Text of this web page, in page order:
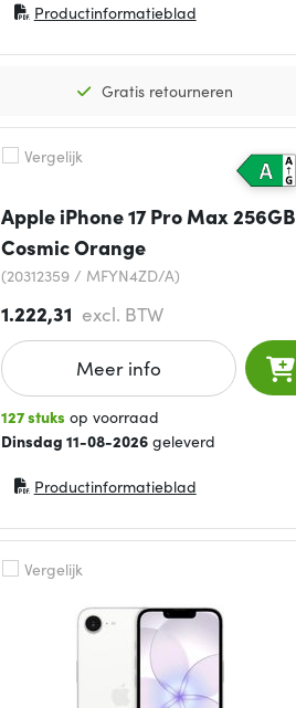
Productinformatieblad
(opent in nieuw venster)
Gratis retourneren
Vergelijk
Apple iPhone 17 Pro Max 256GB
Cosmic Orange
(20312359 / MFYN4ZD/A)
1.222,31 excl. BTW
Meer info
127 stuks op voorraad
Dinsdag 11-08-2026geleverd
Productinformatieblad
(opent in nieuw venster)
Vergelijk